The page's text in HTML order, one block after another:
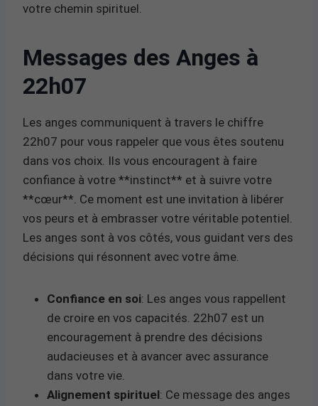
votre chemin spirituel.
Messages des Anges à
22h07
Les anges communiquent à travers le chiffre
22h07 pour vous rappeler que vous êtes soutenu
dans vos choix. Ils vous encouragent à faire
confiance à votre **instinct** et à suivre votre
**cœur**. Ce moment est une invitation à libérer
vos peurs et à embrasser votre véritable potentiel.
Les anges sont à vos côtés, vous guidant vers des
décisions qui résonnent avec votre âme.
Confiance en soi: Les anges vous rappellent
de croire en vos capacités. 22h07 est un
encouragement à prendre des décisions
audacieuses et à avancer avec assurance
dans votre vie.
Alignement spirituel: Ce message des anges